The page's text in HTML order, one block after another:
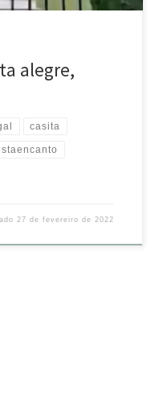
alegre,
casita
27 de fevereiro de 2022